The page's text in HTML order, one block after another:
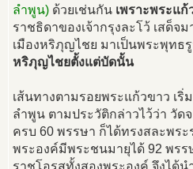
ลำพูน) ด้วยเช่นกัน เพราะพระแ
ราชธิดาของเจ้ากรุงละโว้ เสด็
เมืองหริภุญไชย มาเป็นพระพุทธ
หริภุญไชยตั้งแต่บัดนั้น
เส้นทางตามรอยพระแก้วขาว เ
ลำพูน ตามประวัติกล่าวไว้ว่า วัด
ครบ 60 พรรษา ก็ได้ทรงสละพ
พระองค์มีพระชนมายุได้ 92 พร
ราชโอรสทั้งสองพระองค์ จึงได้